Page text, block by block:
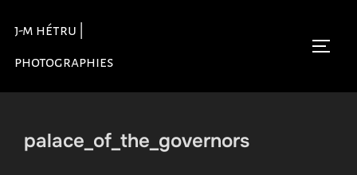
contenu
j-m hétru |
photographies
palace_of_the_governors